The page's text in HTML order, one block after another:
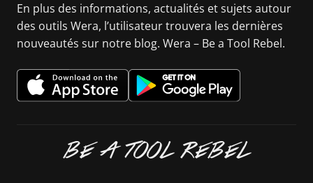
En plus des informations, actualités et sujets autour
des outils Wera, l’utilisateur trouvera les dernières
nouveautés sur notre blog. Wera – Be a Tool Rebel.
BE A TOOL REBEL